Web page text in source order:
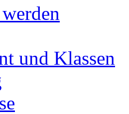
und Klassen